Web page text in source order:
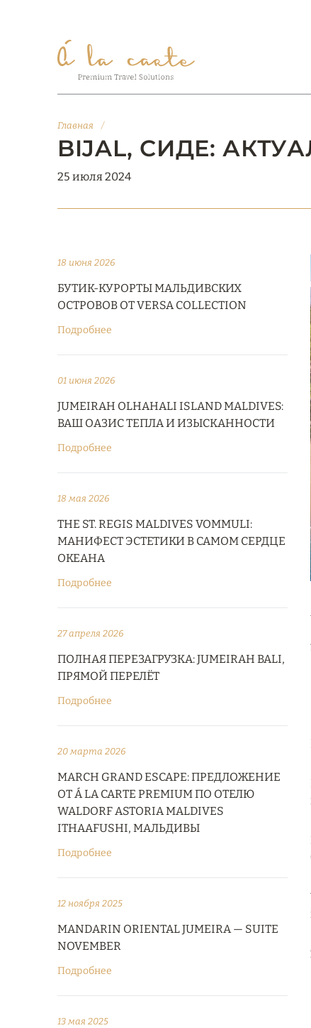
Главная /
BIJAL, СИДЕ:
25 июля 2024
18 июня 2026
БУТИК-КУРОРТЫ МАЛЬДИВСКИХ
ОСТРОВОВ ОТ VERSA COLLECTION
Подробнее
01 июня 2026
JUMEIRAH OLHAHALI ISLAND MALDIVES:
ВАШ ОАЗИС ТЕПЛА И ИЗЫСКАННОСТИ
Подробнее
18 мая 2026
THE ST. REGIS MALDIVES VOMMULI:
МАНИФЕСТ ЭСТЕТИКИ В САМОМ СЕРДЦЕ
ОКЕАНА
Подробнее
27 апреля 2026
ПОЛНАЯ ПЕРЕЗАГРУЗКА: JUMEIRAH BALI,
ПРЯМОЙ ПЕРЕЛЁТ
Подробнее
20 марта 2026
MARCH GRAND ESCAPE: ПРЕДЛОЖЕНИЕ
ОТ Á LA CARTE PREMIUM ПО ОТЕЛЮ
WALDORF ASTORIA MALDIVES
ITHAAFUSHI, МАЛЬДИВЫ
Подробнее
12 ноября 2025
MANDARIN ORIENTAL JUMEIRA — SUITE
NOVEMBER
Подробнее
13 мая 2025